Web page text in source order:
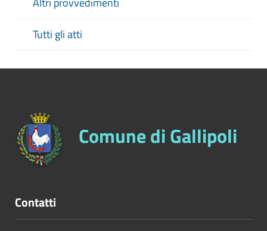
Tutti gli atti
Comune di Gallipoli
Contatti